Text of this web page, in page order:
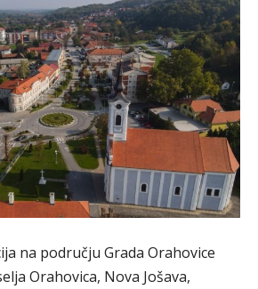
na području Grada Orahovice
Orahovica, Nova Jošava,